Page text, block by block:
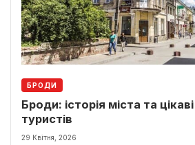
БРОДИ
Броди: історія міста та
туристів
29 Квітня, 2026